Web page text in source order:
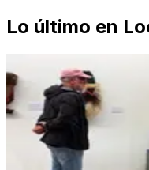
Lo último en